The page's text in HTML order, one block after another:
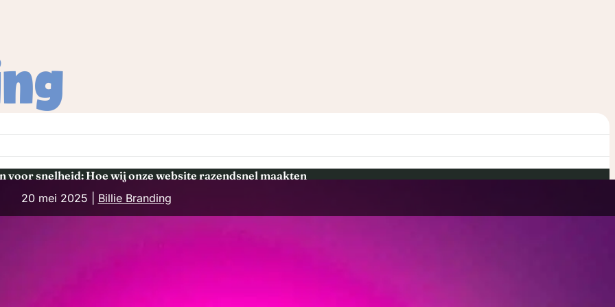
voor snelheid: Hoe wij onze website razendsnel maakten
20 mei 2025 | Billie Branding
cruciaal voor je
website bouwden, wisten we
laten we je zien welke keuzes
jij daar zelf ook mee aan de